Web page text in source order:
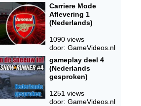
Carriere Mode
Aflevering 1
(Nederlands)
1090 views
door: GameVideos.nl
gameplay deel 4
(Nederlands
gesproken)
1251 views
door: GameVideos.nl